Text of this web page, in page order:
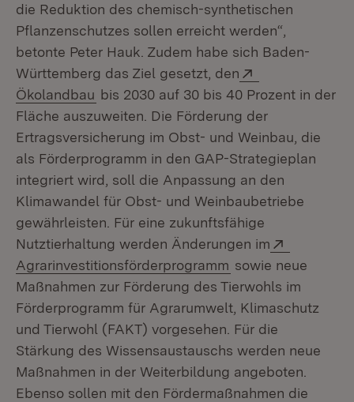
die Reduktion des chemisch-synthetischen
Pflanzenschutzes sollen erreicht werden“,
betonte Peter Hauk. Zudem habe sich Baden-
Württemberg das Ziel gesetzt, den
Ökolandbau (Öffnet in neuem Fenster)
bis 2030 auf 30 bis 40 Prozent in der
Fläche auszuweiten. Die Förderung der
Ertragsversicherung im Obst- und Weinbau, die
als Förderprogramm in den GAP-Strategieplan
integriert wird, soll die Anpassung an den
Klimawandel für Obst- und Weinbaubetriebe
gewährleisten. Für eine zukunftsfähige
Nutztierhaltung werden Änderungen im
Agrarinvestitionsförderprogramm (Öffnet in neuem
sowie neue
Maßnahmen zur Förderung des Tierwohls im
Förderprogramm für Agrarumwelt, Klimaschutz
und Tierwohl (FAKT) vorgesehen. Für die
Stärkung des Wissensaustauschs werden neue
Maßnahmen in der Weiterbildung angeboten.
Ebenso sollen mit den Fördermaßnahmen die